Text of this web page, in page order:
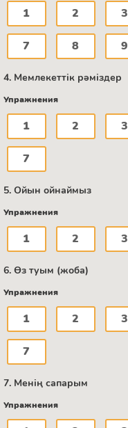
1 2 3
7 8 9
4. Мемлекеттік рәміздер
Упражнения
1 2 3
7
5. Ойын ойнаймыз
Упражнения
1 2 3
6. Өз туым (жоба)
Упражнения
1 2 3
7
7. Менің сапарым
Упражнения